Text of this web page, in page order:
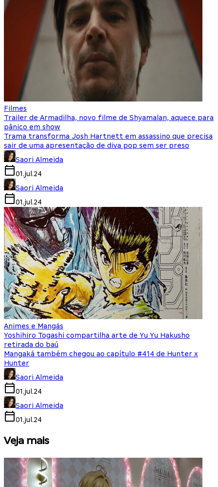
Filmes
Trailer de Armadilha, novo filme de Shyamalan, aquece para
pânico em show
Trama transforma Josh Hartnett em assassino que precisa
sair de uma apresentação de diva pop sem ser preso
Saori Almeida
01.jul.24
Saori Almeida
01.jul.24
Animes e Mangás
Yoshihiro Togashi compartilha arte de Yu Yu Hakusho
retirada do baú
Mangaká também chegou ao capítulo #414 de Hunter x
Hunter
Saori Almeida
01.jul.24
Saori Almeida
01.jul.24
Veja mais